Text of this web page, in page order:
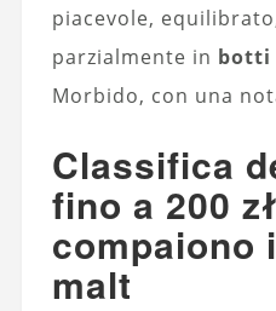
piacevole,
parzialmente in botti
Morbido, con una
Classifica
fino a 200
compaiono
malt